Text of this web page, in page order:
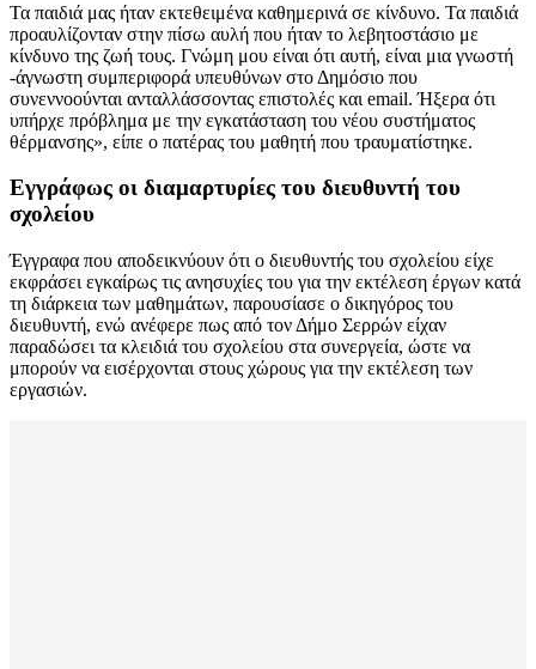
Τα παιδιά μας ήταν εκτεθειμένα καθημερινά σε κίνδυνο. Τα παιδιά
προαυλίζονταν στην πίσω αυλή που ήταν το λεβητοστάσιο με
κίνδυνο της ζωή τους. Γνώμη μου είναι ότι αυτή, είναι μια γνωστή
-άγνωστη συμπεριφορά υπευθύνων στο Δημόσιο που
συνεννοούνται ανταλλάσσοντας επιστολές και email. Ήξερα ότι
υπήρχε πρόβλημα με την εγκατάσταση του νέου συστήματος
θέρμανσης», είπε ο πατέρας του μαθητή που τραυματίστηκε.
Εγγράφως οι διαμαρτυρίες του διευθυντή του
σχολείου
Έγγραφα που αποδεικνύουν ότι ο διευθυντής του σχολείου είχε
εκφράσει εγκαίρως τις ανησυχίες του για την εκτέλεση έργων κατά
τη διάρκεια των μαθημάτων, παρουσίασε ο δικηγόρος του
διευθυντή, ενώ ανέφερε πως από τον Δήμο Σερρών είχαν
παραδώσει τα κλειδιά του σχολείου στα συνεργεία, ώστε να
μπορούν να εισέρχονται στους χώρους για την εκτέλεση των
εργασιών.